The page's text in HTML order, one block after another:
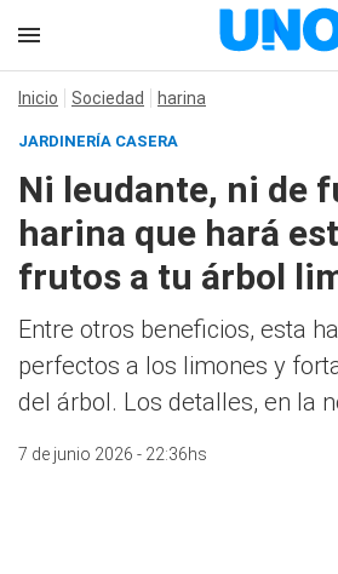
Inicio Sociedad harina
JARDINERÍA CASERA
Ni leudante, ni de
harina que hará
frutos a tu árbol
Entre otros beneficios, esta
perfectos a los limones y
del árbol. Los detalles, en la
7 de junio 2026 - 22:36hs